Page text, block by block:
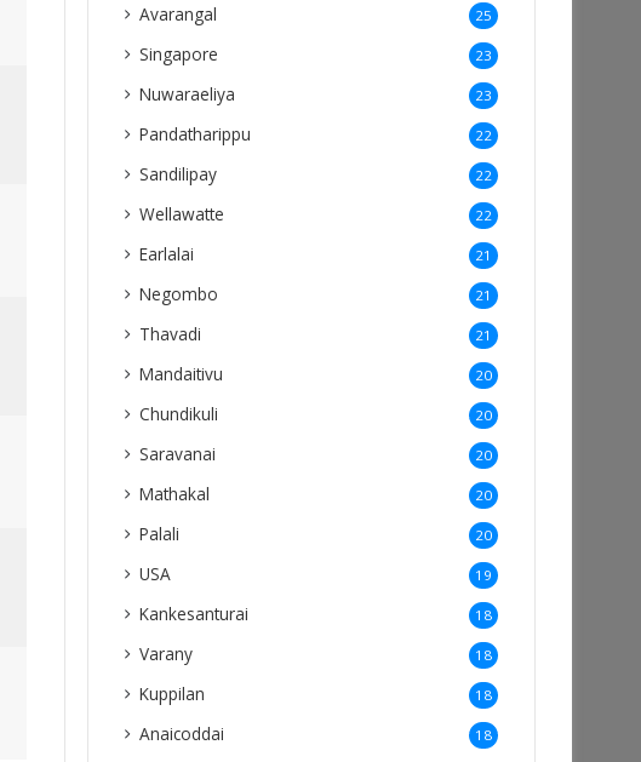
Avarangal 25
Singapore 23
Nuwaraeliya 23
Pandatharippu 22
Sandilipay 22
Wellawatte 22
Earlalai 21
Negombo 21
Thavadi 21
Mandaitivu 20
Chundikuli 20
Saravanai 20
Mathakal 20
Palali 20
USA 19
Kankesanturai 18
Varany 18
Kuppilan 18
Anaicoddai 18